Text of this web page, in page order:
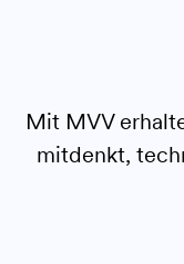
Mit MVV
mitdenkt,